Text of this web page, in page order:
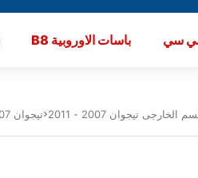
B8 باسات الاوروبية سي
تيجوان 2007 - 2011